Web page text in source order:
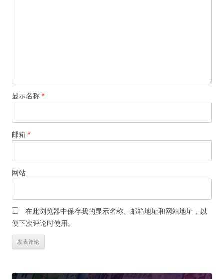
显示名称 *
邮箱 *
网站
在此浏览器中保存我的显示名称、邮箱地址和网站地址，以
便下次评论时使用。